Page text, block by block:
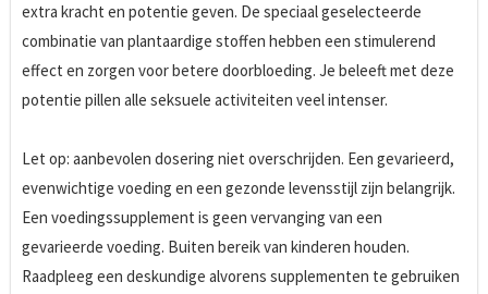
extra kracht en potentie geven. De speciaal geselecteerde
combinatie van plantaardige stoffen hebben een stimulerend
effect en zorgen voor betere doorbloeding. Je beleeft met deze
potentie pillen alle seksuele activiteiten veel intenser.
Let op: aanbevolen dosering niet overschrijden. Een gevarieerd,
evenwichtige voeding en een gezonde levensstijl zijn belangrijk.
Een voedingssupplement is geen vervanging van een
gevarieerde voeding. Buiten bereik van kinderen houden.
Raadpleeg een deskundige alvorens supplementen te gebruiken